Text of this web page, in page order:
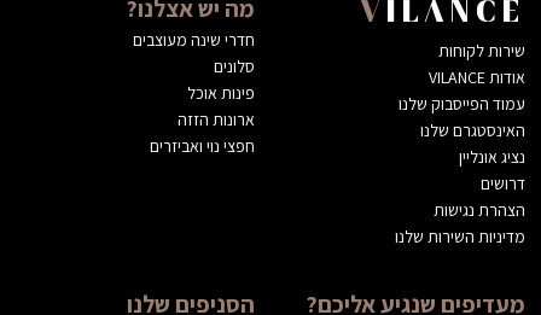
VILANCE
שירות לקוחות
אודות VILANCE
עמוד הפייסבוק שלנו
האינסטגרם שלנו
נציג אונליין
דרושים
הצהרת נגישות
מדיניות השירות שלנו
מה יש אצלנו?
חדרי שינה מעוצבים
סלונים
פינות אוכל
ארונות הזזה
חפצי נוי ואביזרים
מעדיפים שנגיע אליכם? הסניפים שלנו